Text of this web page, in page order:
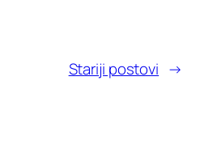
Stariji postovi →